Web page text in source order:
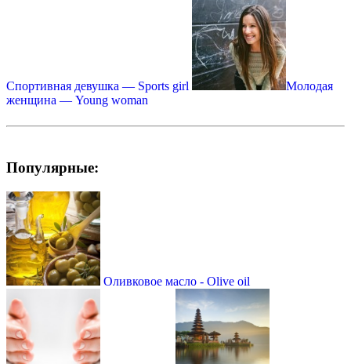
Спортивная девушка — Sports girl
Молодая
женщина — Young woman
Популярные:
Оливковое масло - Olive oil